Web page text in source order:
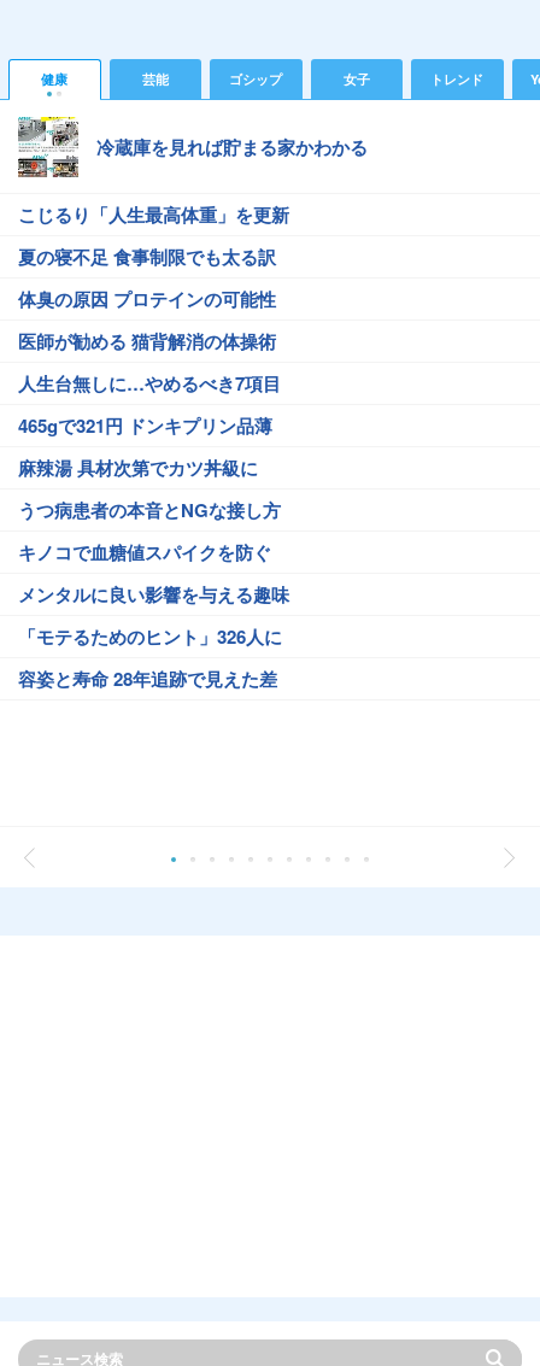
健康 芸能 ゴシップ 女子 トレンド
冷蔵庫を見れば貯まる家かわかる
こじるり「人生最高体重」を更新
夏の寝不足 食事制限でも太る訳
体臭の原因 プロテインの可能性
医師が勧める 猫背解消の体操術
人生台無しに…やめるべき7項目
465gで321円 ドンキプリン品薄
麻辣湯 具材次第でカツ丼級に
うつ病患者の本音とNGな接し方
キノコで血糖値スパイクを防ぐ
メンタルに良い影響を与える趣味
「モテるためのヒント」326人に
容姿と寿命 28年追跡で見えた差